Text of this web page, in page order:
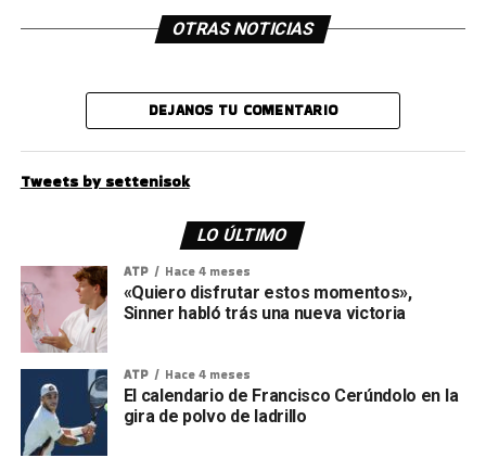
OTRAS NOTICIAS
DEJANOS TU COMENTARIO
Tweets by settenisok
LO ÚLTIMO
ATP Hace 4 meses
«Quiero disfrutar estos momentos»,
Sinner habló trás una nueva victoria
ATP Hace 4 meses
El calendario de Francisco Cerúndolo en la
gira de polvo de ladrillo